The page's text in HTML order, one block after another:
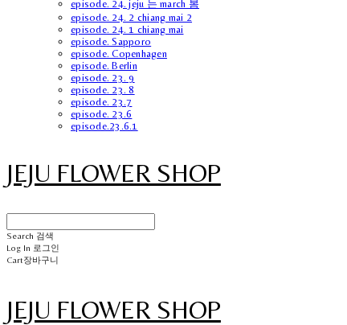
episode. 24. jeju 는 march 봄
episode. 24. 2 chiang mai 2
episode. 24. 1 chiang mai
episode. Sapporo
episode. Copenhagen
episode. Berlin
episode. 23. 9
episode. 23. 8
episode. 23.7
episode. 23.6
episode.23.6.1
JEJU FLOWER SHOP
Search 검색
Log In 로그인
Cart장바구니
JEJU FLOWER SHOP